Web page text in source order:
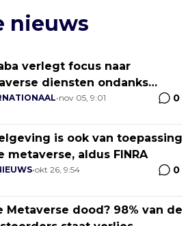
nieuws
verlegt focus naar
diensten ondanks
•nov 05, 9:01 0
is ook van toepassing
metaverse, aldus FINRA
•okt 26, 9:54 0
Metaverse dood? 98% van de